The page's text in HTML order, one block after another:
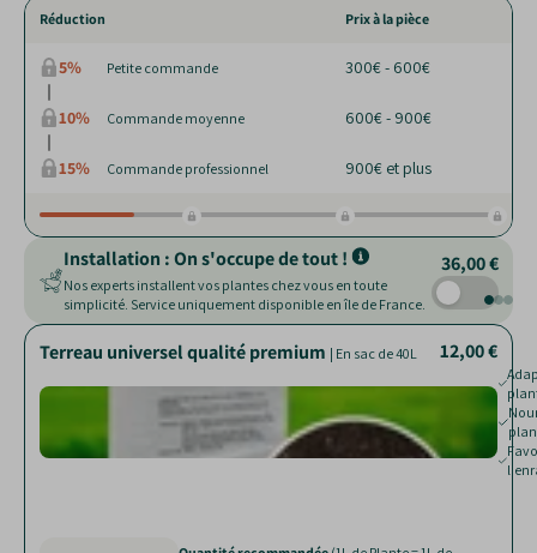
Réduction Prix à la pièce
5% Petite commande 300€ - 600€
10% Commande moyenne 600€ - 900€
15% Commande professionnel 900€ et plus
Installation : On s'occupe de tout !
Nos experts installent vos plantes chez vous en toute
simplicité. Service uniquement disponible en île de France.
36,00 €
Terreau universel qualité premium | En sac de 40L 12,00 €
Fumier de Cheval | Sac 40 litres 12,00 €
Paillage de chanvre| Sac de 250 L 28,00 €